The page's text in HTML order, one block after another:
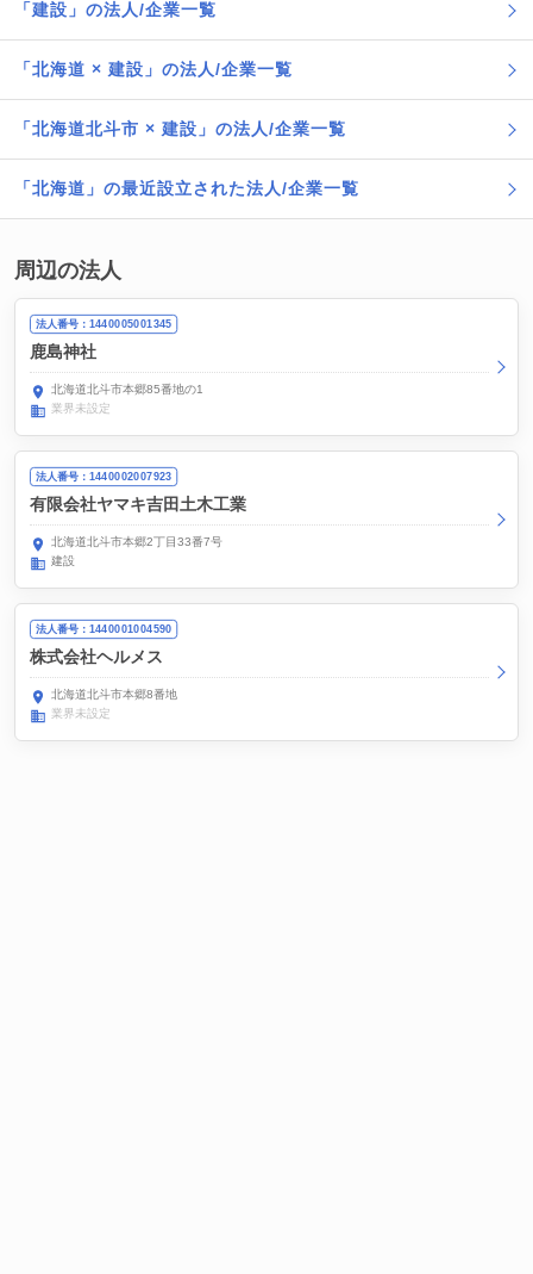
「建設」の法人/企業一覧
「北海道 × 建設」の法人/企業一覧
「北海道北斗市 × 建設」の法人/企業一覧
「北海道」の最近設立された法人/企業一覧
周辺の法人
法人番号：1440005001345
鹿島神社
北海道北斗市本郷85番地の1
業界未設定
法人番号：1440002007923
有限会社ヤマキ吉田土木工業
北海道北斗市本郷2丁目33番7号
建設
法人番号：1440001004590
株式会社ヘルメス
北海道北斗市本郷8番地
業界未設定